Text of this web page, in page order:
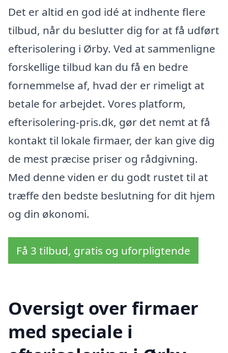
Det er altid en god idé at indhente flere
tilbud, når du beslutter dig for at få udført
efterisolering i Ørby. Ved at sammenligne
forskellige tilbud kan du få en bedre
fornemmelse af, hvad der er rimeligt at
betale for arbejdet. Vores platform,
efterisolering-pris.dk, gør det nemt at få
kontakt til lokale firmaer, der kan give dig
de mest præcise priser og rådgivning.
Med denne viden er du godt rustet til at
træffe den bedste beslutning for dit hjem
og din økonomi.
Få 3 tilbud, gratis og uforpligtende
Oversigt over firmaer
med speciale i